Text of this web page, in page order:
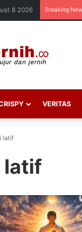
8 2026 Breaking
VERITAS
latif
latif